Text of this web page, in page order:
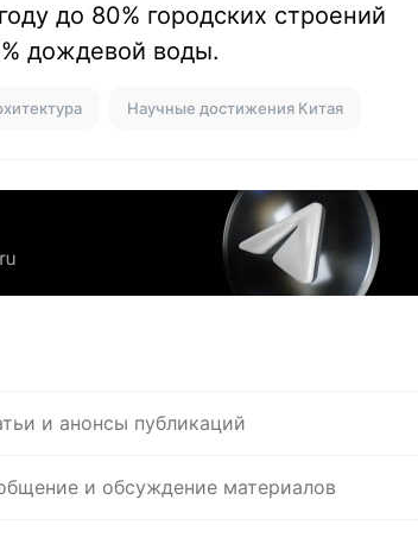
до 80% городских строений
дождевой воды.
Научные достижения Китая
и анонсы публикаций
и обсуждение материалов